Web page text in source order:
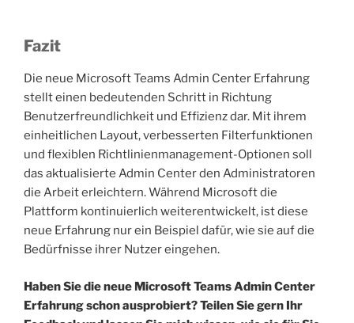
Fazit
Die neue Microsoft Teams Admin Center Erfahrung
stellt einen bedeutenden Schritt in Richtung
Benutzerfreundlichkeit und Effizienz dar. Mit ihrem
einheitlichen Layout, verbesserten Filterfunktionen
und flexiblen Richtlinienmanagement-Optionen soll
das aktualisierte Admin Center den Administratoren
die Arbeit erleichtern. Während Microsoft die
Plattform kontinuierlich weiterentwickelt, ist diese
neue Erfahrung nur ein Beispiel dafür, wie sie auf die
Bedürfnisse ihrer Nutzer eingehen.
Haben Sie die neue Microsoft Teams Admin Center
Erfahrung schon ausprobiert? Teilen Sie gern Ihr